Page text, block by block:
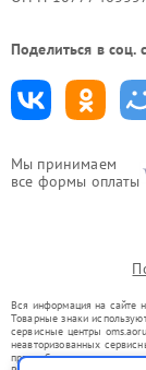
Мы принимаем
все формы оплаты
Поделиться в соц.
Вся информация на сайте
Товарные знаки
сервисные центры
неавторизованных
правообладателями